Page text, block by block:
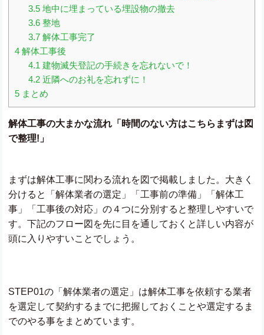
3.5 地中に埋まっている埋設物の撤去
3.6 整地
3.7 解体工事完了
4 解体工事後
4.1 建物滅失登記の手続きを忘れないで！
4.2 近隣へのお礼を忘れずに！
5 まとめ
解体工事の大まかな流れ「時間のない方はこちらまずは図
で整理!」
まずは解体工事に関わる流れを図で掲載しました。大きく
分けると「解体業者の選定」「工事前の準備」「解体工
事」「工事後の対応」の４つに分別すると整理しやすいで
す。下記のフロー図を先に目を通しておくと詳しい内容が
頭に入りやすいことでしょう。
STEP01の「解体業者の選定」は解体工事を依頼する業者
を選定して契約するまでに把握しておくことや選定するま
でのやる事をまとめています。